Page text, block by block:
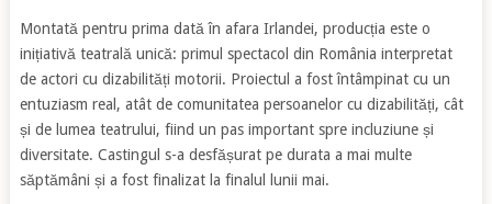
Montată pentru prima dată în afara Irlandei, producția este o
inițiativă teatrală unică: primul spectacol din România interpretat
de actori cu dizabilități motorii. Proiectul a fost întâmpinat cu un
entuziasm real, atât de comunitatea persoanelor cu dizabilități, cât
și de lumea teatrului, fiind un pas important spre incluziune și
diversitate. Castingul s-a desfășurat pe durata a mai multe
săptămâni și a fost finalizat la finalul lunii mai.